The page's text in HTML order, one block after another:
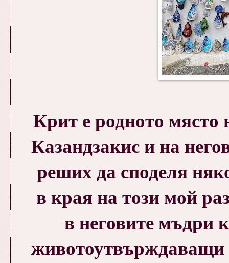
Крит е родното място
Казандзакиси на
реших да споделя
в края на този мой
в неговите мъдри
животоутвърждаващи